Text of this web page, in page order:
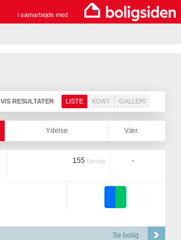
i samarbejde med
VIS RESULTATER LISTE KORT GALLERI
Ydelse Vær.
155 Ejerudg. -
Se bolig